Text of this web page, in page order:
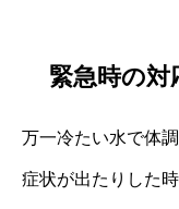
緊急時の対
万一冷たい水で体
症状が出たりした